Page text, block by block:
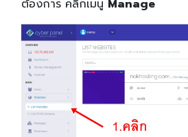
ต้องการ คลิกเมนู Manage